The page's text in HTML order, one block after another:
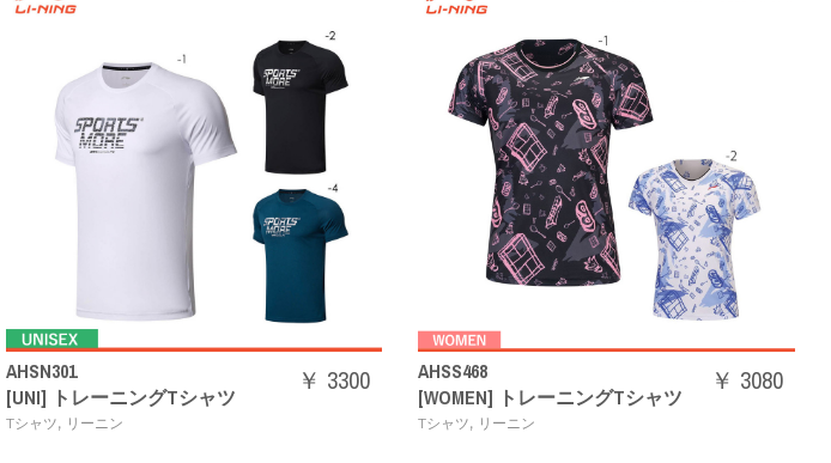
AHSN301
[UNI] トレーニングTシャツ
Tシャツ, リーニン
￥ 3300
AHSS468
[WOMEN] トレーニングTシャツ
Tシャツ, リーニン
￥ 3080